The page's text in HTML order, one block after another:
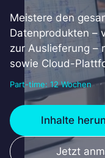
Meistere den
Datenprodukten –
zur Auslieferung –
sowie Cloud-
Part-time: 12 Wochen
Inhalte
Jetzt